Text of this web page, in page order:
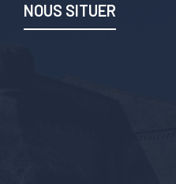
NOUS SITUER